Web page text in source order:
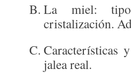
La miel:
cristalización.
Características
jalea real.